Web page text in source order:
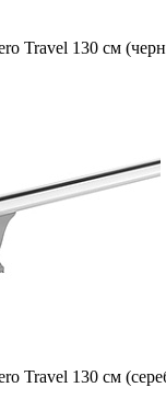
Travel 130 см
Travel 130 см